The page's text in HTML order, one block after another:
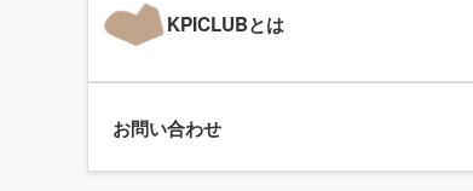
KPICLUBとは
お問い合わせ